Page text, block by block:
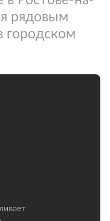
рядовым
городском